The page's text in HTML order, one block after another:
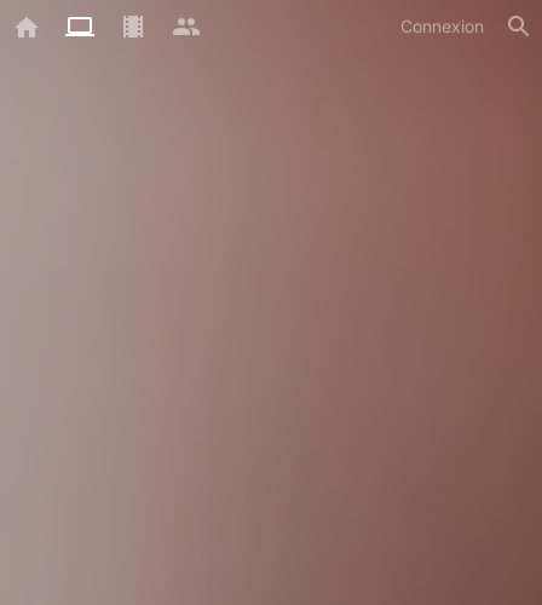
Connexion